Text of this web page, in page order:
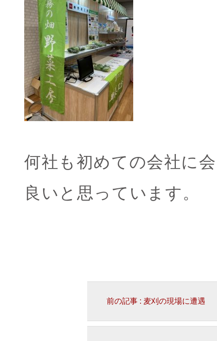
何社も初めての会社に
良いと思っています。
前の記事 : 麦刈の現場に遭遇